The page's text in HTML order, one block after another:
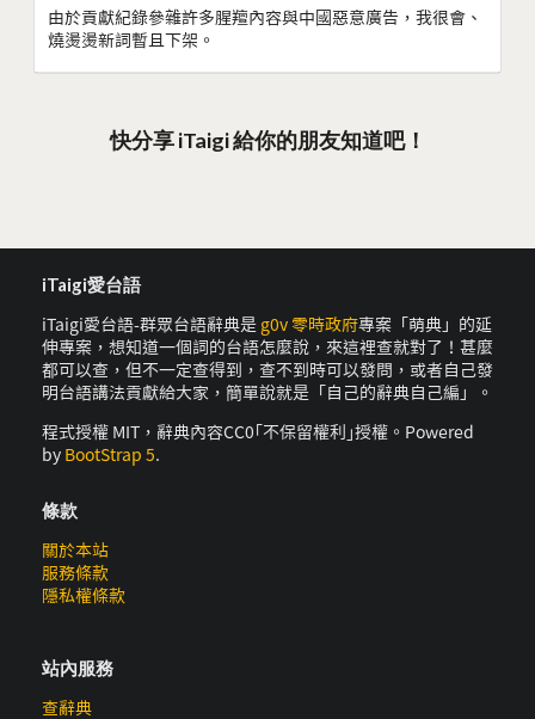
由於貢獻紀錄參雜許多腥羶內容與中國惡意廣告，我很會、
燒燙燙新詞暫且下架。
快分享 iTaigi 給你的朋友知道吧！
iTaigi愛台語
iTaigi愛台語-群眾台語辭典是 g0v 零時政府專案「萌典」的延
伸專案，想知道一個詞的台語怎麼說，來這裡查就對了！甚麼
都可以查，但不一定查得到，查不到時可以發問，或者自己發
明台語講法貢獻給大家，簡單說就是「自己的辭典自己編」。
程式授權 MIT，辭典內容CC0｢不保留權利｣授權。Powered
by BootStrap 5.
條款
關於本站
服務條款
隱私權條款
站內服務
查辭典